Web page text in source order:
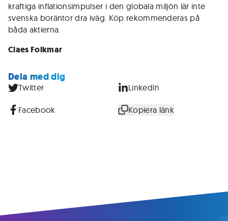
kraftiga inflationsimpulser i den globala miljön lär inte
svenska boräntor dra iväg. Köp rekommenderas på
båda aktierna.
Claes Folkmar
Dela med dig
Twitter LinkedIn
Facebook Kopiera länk